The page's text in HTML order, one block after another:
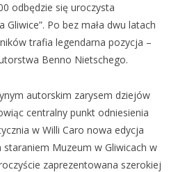
odbędzie się uroczysta
Po bez mała dwu latach
trafia legendarna pozycja –
Benno Nietschego.
autorskim zarysem dziejów
centralny punkt odniesienia
w Willi Caro nowa edycja
staraniem Muzeum w Gliwicach w
zaprezentowana szerokiej